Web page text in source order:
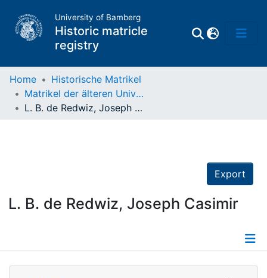
University of Bamberg
Historic matricle
registry
Matrikel
Home
Historische Matrikel
Matrikel der älteren Universität
L. B. de Redwiz, Joseph Casimir
Export
L. B. de Redwiz, Joseph Casimir
Details